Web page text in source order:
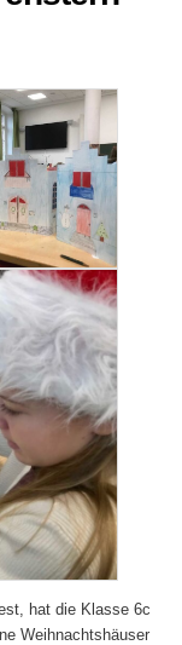
hat die Klasse 6c
Weihnachtshäuser